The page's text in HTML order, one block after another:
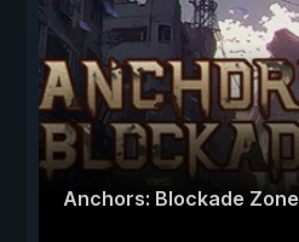
Anchors: Blockade Zone